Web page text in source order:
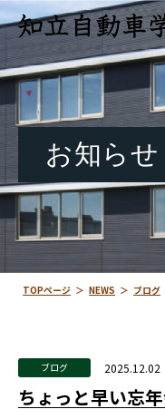
お知らせ
TOPページ ＞ NEWS ＞ ブログ
ブログ 2025.12.02
ちょっと早い忘年